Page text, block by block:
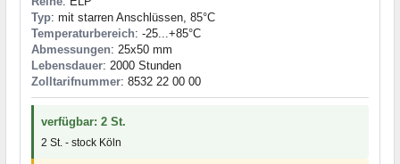
Typ: mit starren Anschlüssen, 85°C
Temperaturbereich: -25...+85°C
Abmessungen: 25x50 mm
Lebensdauer: 2000 Stunden
Zolltarifnummer: 8532 22 00 00
verfügbar: 2 St.
2 St. - stock Köln